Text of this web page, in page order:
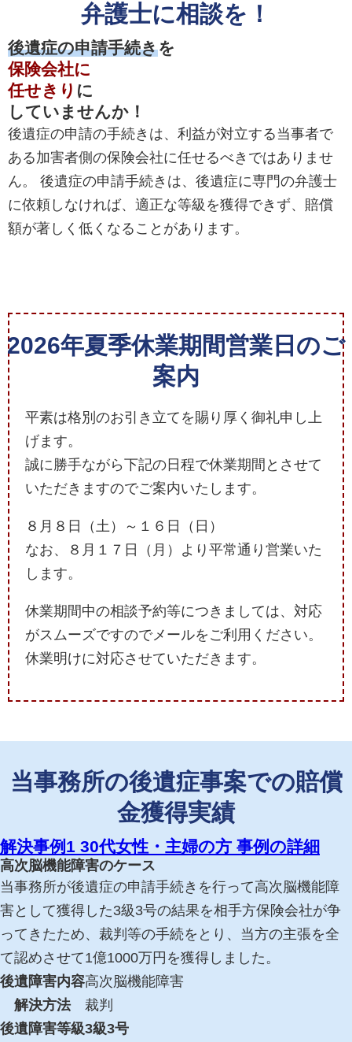
弁護士に相談を！
後遺症の申請手続きを
保険会社に
任せきり に
していませんか！
後遺症の申請の手続きは、利益が対立する当事者で
ある加害者側の保険会社に任せるべきではありませ
ん。 後遺症の申請手続きは、後遺症に専門の弁護士
に依頼しなければ、適正な等級を獲得できず、賠償
額が著しく低くなることがあります。
2026年夏季休業期間営業日のご
案内
平素は格別のお引き立てを賜り厚く御礼申し上
げます。
誠に勝手ながら下記の日程で休業期間とさせて
いただきますのでご案内いたします。
８月８日（土）～１６日（日）
なお、８月１７日（月）より平常通り営業いた
します。
休業期間中の相談予約等につきましては、対応
がスムーズですのでメールをご利用ください。
休業明けに対応させていただきます。
当事務所の後遺症事案での賠償
金獲得実績
解決事例1 30代女性・主婦の方 事例の詳細
高次脳機能障害のケース
当事務所が後遺症の申請手続きを行って高次脳機能障
害として獲得した3級3号の結果を相手方保険会社が争
ってきたため、裁判等の手続をとり、当方の主張を全
て認めさせて1億1000万円を獲得しました。
後遺障害内容高次脳機能障害
解決方法
裁判
後遺障害等級3級3号